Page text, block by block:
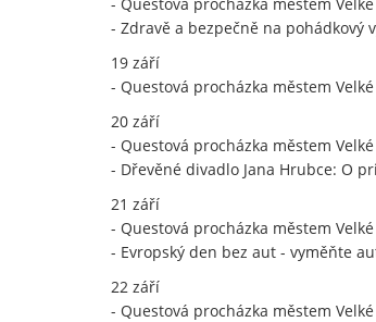
- Zdravě a bezpečně na pohádkový
19 září
- Questová procházka městem
20 září
- Questová procházka městem
- Dřevěné divadlo Jana Hrubce: O
21 září
- Questová procházka městem
- Evropský den bez aut - vyměňte
22 září
- Questová procházka městem